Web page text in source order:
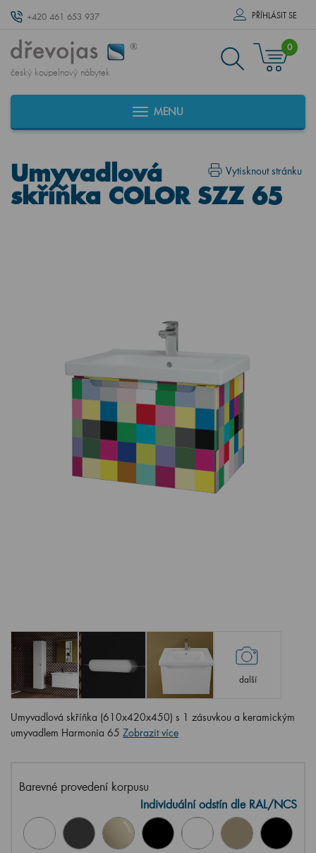
+420 461 653 937 PŘÍHLÁSIT SE
český koupelnový nábytek
0
MENU
Vytisknout stránku
Umyvadlová
skříňka COLOR SZZ 65
další
Umyvadlová skříňka (610x420x450) s 1 zásuvkou a keramickým
umyvadlem Harmonia 65 Zobrazit více
Barevné provedení korpusu
Individuální odstín dle RAL/NCS